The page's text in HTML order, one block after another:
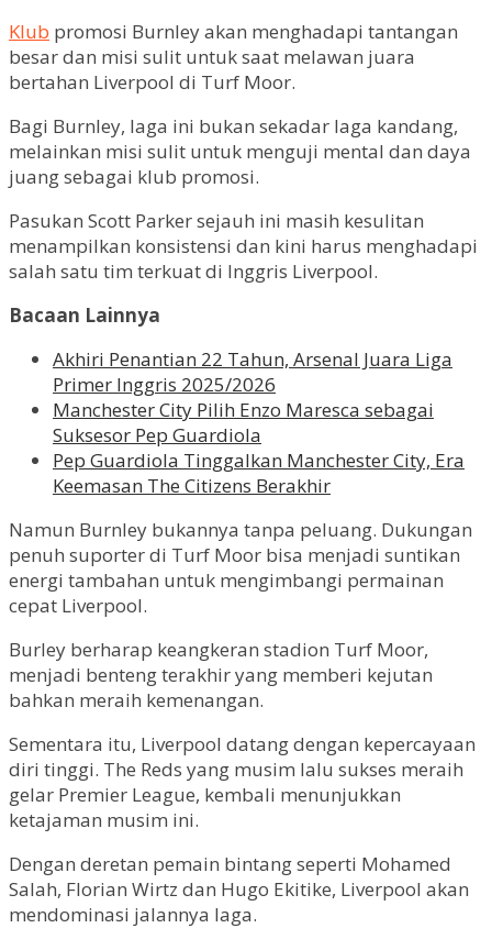
Klub promosi Burnley akan menghadapi tantangan
besar dan misi sulit untuk saat melawan juara
bertahan Liverpool di Turf Moor.
Bagi Burnley, laga ini bukan sekadar laga kandang,
melainkan misi sulit untuk menguji mental dan daya
juang sebagai klub promosi.
Pasukan Scott Parker sejauh ini masih kesulitan
menampilkan konsistensi dan kini harus menghadapi
salah satu tim terkuat di Inggris Liverpool.
Bacaan Lainnya
Akhiri Penantian 22 Tahun, Arsenal Juara Liga
Primer Inggris 2025/2026
Manchester City Pilih Enzo Maresca sebagai
Suksesor Pep Guardiola
Pep Guardiola Tinggalkan Manchester City, Era
Keemasan The Citizens Berakhir
Namun Burnley bukannya tanpa peluang. Dukungan
penuh suporter di Turf Moor bisa menjadi suntikan
energi tambahan untuk mengimbangi permainan
cepat Liverpool.
Burley berharap keangkeran stadion Turf Moor,
menjadi benteng terakhir yang memberi kejutan
bahkan meraih kemenangan.
Sementara itu, Liverpool datang dengan kepercayaan
diri tinggi. The Reds yang musim lalu sukses meraih
gelar Premier League, kembali menunjukkan
ketajaman musim ini.
Dengan deretan pemain bintang seperti Mohamed
Salah, Florian Wirtz dan Hugo Ekitike, Liverpool akan
mendominasi jalannya laga.